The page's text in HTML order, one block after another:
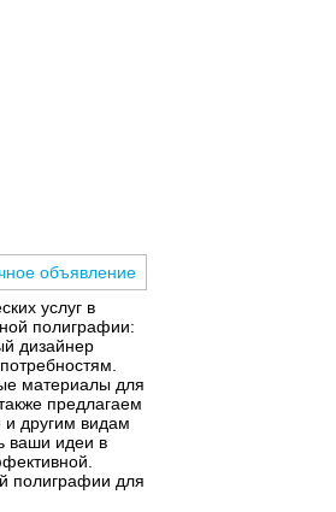
объявление
услуг в
полиграфии:
дизайнер
материалы для
предлагаем
другим видам
ваши идеи в
полиграфии для